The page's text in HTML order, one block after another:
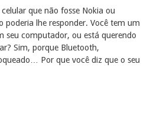
que não fosse Nokia ou
poderia lhe responder. Você tem um
seu computador, ou está querendo
Sim, porque Bluetooth,
Por que você diz que o seu